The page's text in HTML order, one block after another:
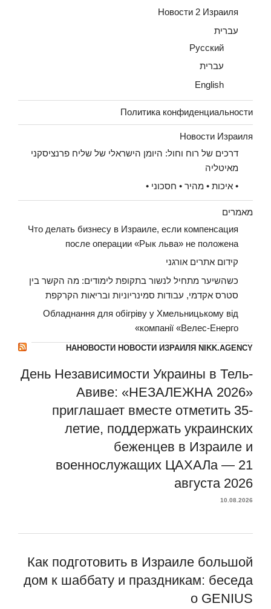
Новости 2 Израиля
עברית
Русский
עברית
English
Политика конфиденциальности
Новости Израиля
דרכים של רוח וחול: היומן הישראלי של שליח פרנציסקני
מאיטליה
• איכות • מהיר • חסכוני •
מאמרים
Что делать бизнесу в Израиле, если компенсация
после операции «Рык льва» не положена
קידום אתרים אורגני
כשהשיער מתחיל לנשור בתקופת לימודים: מה הקשר בין
סטרס אקדמי, עבודות סמינריוניות ובריאות הקרקפת
Обладнання для обігріву у Хмельницькому від
компанії «Велес-Енерго»
НАНОВОСТИ НОВОСТИ ИЗРАИЛЯ NIKK.AGENCY
День Независимости Украины в Тель-
Авиве: «НЕЗАЛЕЖНА 2026»
приглашает вместе отметить 35-
летие, поддержать украинских
беженцев в Израиле и
военнослужащих ЦАХАЛа — 21
августа 2026
10.08.2026
Как подготовить в Израиле большой
дом к шаббату и праздникам: беседа
о GENIUS